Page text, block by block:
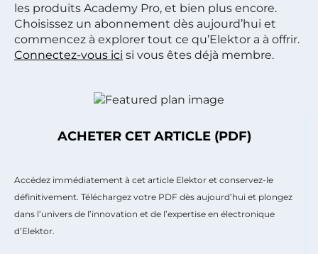
les produits Academy Pro, et bien plus encore.
Choisissez un abonnement dès aujourd’hui et
commencez à explorer tout ce qu’Elektor a à offrir.
Connectez-vous ici si vous êtes déjà membre.
ACHETER CET ARTICLE (PDF)
Accédez immédiatement à cet article Elektor et conservez-le
définitivement. Téléchargez votre PDF dès aujourd’hui et plongez
dans l’univers de l’innovation et de l’expertise en électronique
d’Elektor.